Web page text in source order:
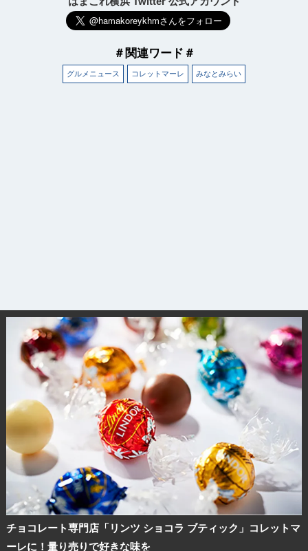
＃関連ワード＃
グルメニュース コレットマーレ みなとみらい
チョコレート専門店「リンツ ショコラ ブティック」コレットマ
ーレに！量り売りで好きな味を